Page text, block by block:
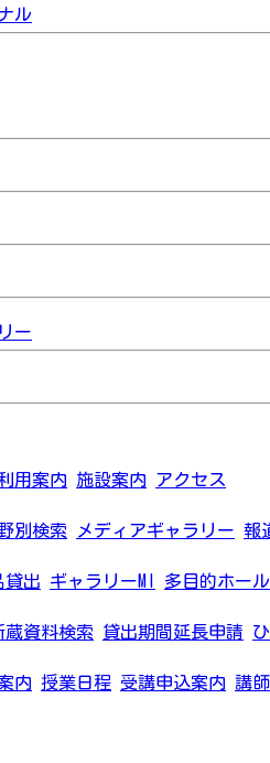
ル
ー
用案内 施設案内 アクセス
別検索 メディアギャラリー 報
貸出 ギャラリーMI 多目的ホール
蔵資料検索 貸出期間延長申請
内 授業日程 受講申込案内 講